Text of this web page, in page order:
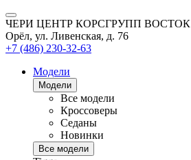
ЧЕРИ ЦЕНТР КОРСГРУПП ВОСТОК
Орёл, ул. Ливенская, д. 76
+7 (486) 230-32-63
Модели
Модели
Все модели
Кроссоверы
Седаны
Новинки
Все модели